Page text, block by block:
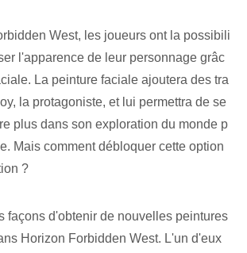
West, les joueurs ont la possibili
l'apparence de leur personnage grâc
La peinture faciale ajoutera des tra
la protagoniste, et lui permettra de se
plus dans son exploration du monde p
Mais comment débloquer cette option
?
façons d'obtenir⁢ de nouvelles peintures
⁣Horizon Forbidden West. L'un d'eux